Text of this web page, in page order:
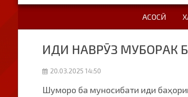
АСОСӢ
ИДИ НАВРӮЗ МУБОРАК
20.03.2025 14:50
Шуморо ба муносибати иди